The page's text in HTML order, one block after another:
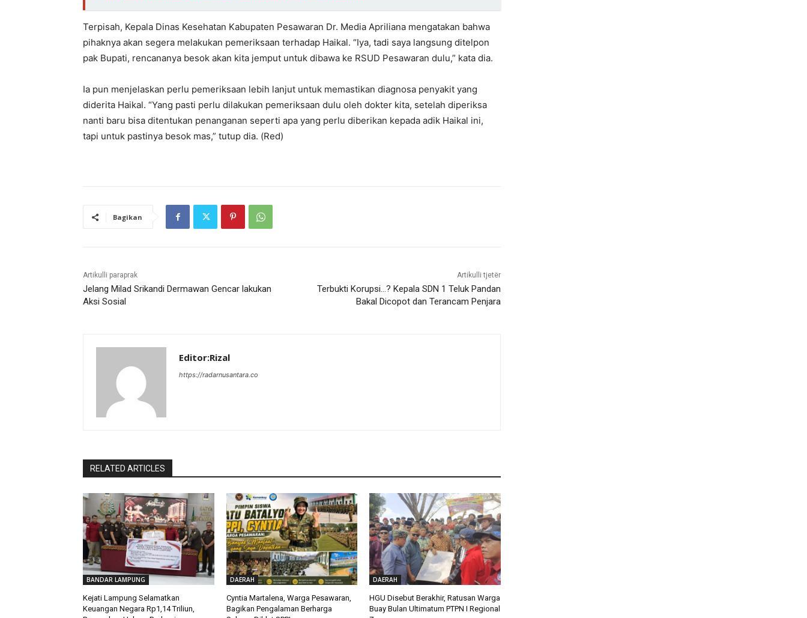
Terpisah, Kepala Dinas Kesehatan Kabupaten Pesawaran Dr. Media Apriliana mengatakan bahwa
pihaknya akan segera melakukan pemeriksaan terhadap Haikal. “Iya, tadi saya langsung ditelpon
pak Bupati, rencananya besok akan kita jemput untuk dibawa ke RSUD Pesawaran dulu,” kata dia.
Ia pun menjelaskan perlu pemeriksaan lebih lanjut untuk memastikan diagnosa penyakit yang
diderita Haikal. “Yang pasti perlu dilakukan pemeriksaan dulu oleh dokter kita, setelah diperiksa
nanti baru bisa ditentukan penanganan seperti apa yang perlu diberikan kepada adik Haikal ini,
tapi untuk pastinya besok mas,” tutup dia. (Red)
Bagikan
Artikulli paraprak
Jelang Milad Srikandi Dermawan Gencar lakukan
Aksi Sosial
Artikulli tjetër
Terbukti Korupsi…? Kepala SDN 1 Teluk Pandan
Bakal Dicopot dan Terancam Penjara
Editor:Rizal
https://radarnusantara.co
RELATED ARTICLES
BANDAR LAMPUNG
Kejati Lampung Selamatkan
Keuangan Negara Rp1,14 Triliun,
DAERAH
Cyntia Martalena, Warga Pesawaran,
Bagikan Pengalaman Berharga
DAERAH
HGU Disebut Berakhir, Ratusan Warga
Buay Bulan Ultimatum PTPN I Regional